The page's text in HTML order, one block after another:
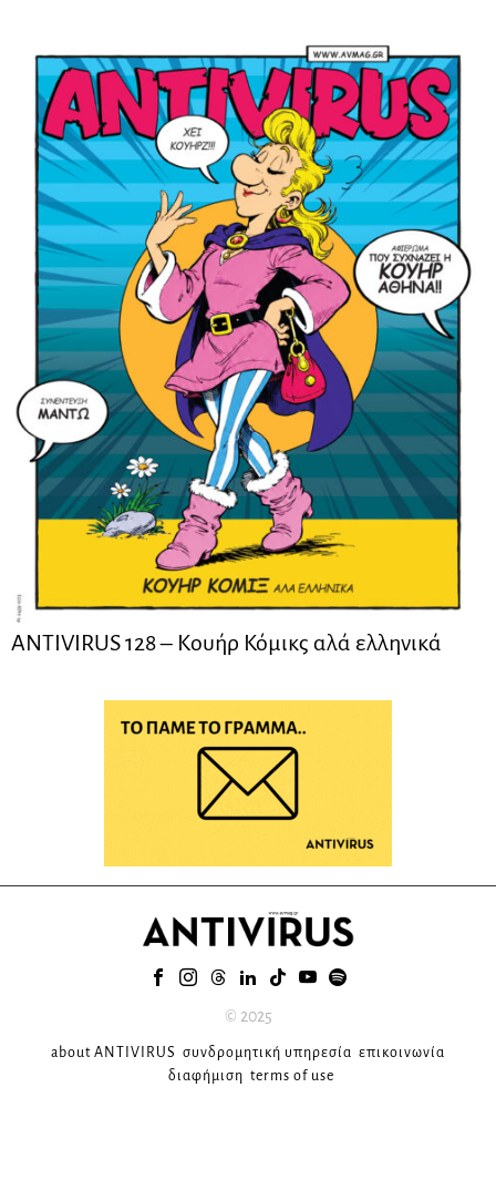
ANTIVIRUS 128 – Kουήρ Κόμικς αλά ελληνικά
© 2025
about ANTIVIRUS συνδρομητική υπηρεσία επικοινωνία
διαφήμιση terms of use